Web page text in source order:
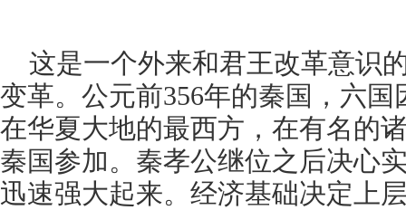
这是一个外来和君王改革意识
变革。公元前356年的秦国，六
在华夏大地的最西方，在有名的
秦国参加。秦孝公继位之后决心
迅速强大起来。经济基础决定上